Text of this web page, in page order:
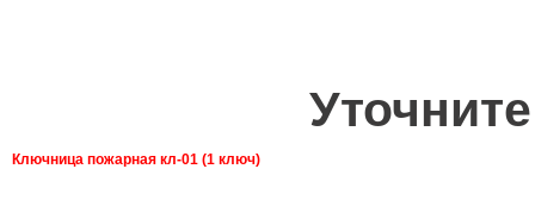
Ключница пожарная кл-01 (1 ключ)